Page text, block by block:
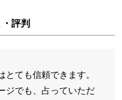
評判
とても信頼できます。
ジでも、占っていただ